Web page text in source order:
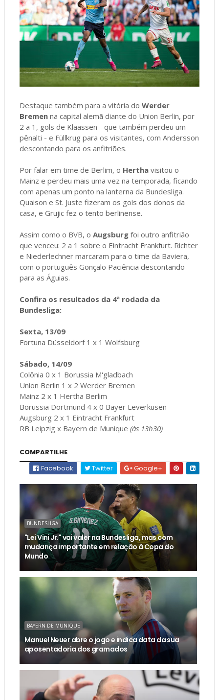
Destaque também para a vitória do Werder
Bremenna capital alemã diante do Union Berlin, por
2 a 1, gols de Klaassen - que também perdeu um
pênalti - e Füllkrug para os visitantes, com Andersson
descontando para os anfitriões.
Por falar em time de Berlim, o Herthavisitou o
Mainz e perdeu mais uma vez na temporada, ficando
com apenas um ponto na lanterna da Bundesliga.
Quaison e St. Juste fizeram os gols dos donos da
casa, e Grujic fez o tento berlinense.
Assim como o BVB, o Augsburgfoi outro anfitrião
que venceu: 2 a 1 sobre o Eintracht Frankfurt. Richter
e Niederlechner marcaram para o time da Baviera,
com o português Gonçalo Paciência descontando
para as Águias.
Confira os resultados da 4ª rodada da
Bundesliga:
Sexta, 13/09
Fortuna Düsseldorf 1 x 1 Wolfsburg
Sábado, 14/09
Colônia 0 x 1 Borussia M'gladbach
Union Berlin 1 x 2 Werder Bremen
Mainz 2 x 1 Hertha Berlim
Borussia Dortmund 4 x 0 Bayer Leverkusen
Augsburg 2 x 1 Eintracht Frankfurt
RB Leipzig x Bayern de Munique (às 13h30)
COMPARTILHE
Facebook
Twitter Google+
BUNDESLIGA
"Lei Vini Jr." vai valer na Bundesliga, mas com
mudança importante em relação à Copa do
Mundo
BAYERN DE MUNIQUE
Manuel Neuer abre o jogo e indica data da sua
aposentadoria dos gramados